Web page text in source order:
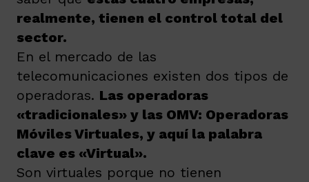
realmente, tienen el control total del
sector.
En el mercado de las
telecomunicaciones existen dos tipos de
operadoras. Las operadoras
«tradicionales» y las OMV: Operadoras
Móviles Virtuales, y aquí la palabra
clave es «Virtual».
Son virtuales porque no tienen